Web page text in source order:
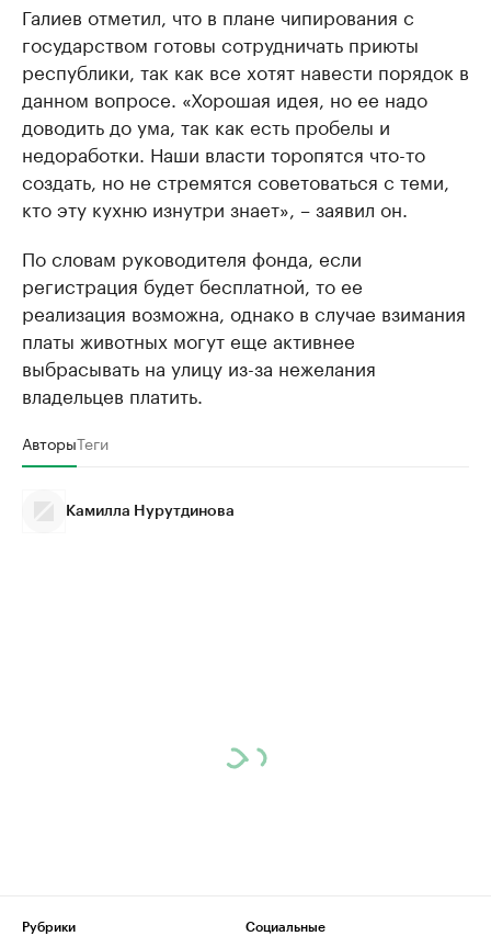
Галиев отметил, что в плане чипирования с
государством готовы сотрудничать приюты
республики, так как все хотят навести порядок в
данном вопросе. «Хорошая идея, но ее надо
доводить до ума, так как есть пробелы и
недоработки. Наши власти торопятся что-то
создать, но не стремятся советоваться с теми,
кто эту кухню изнутри знает», – заявил он.
По словам руководителя фонда, если
регистрация будет бесплатной, то ее
реализация возможна, однако в случае взимания
платы животных могут еще активнее
выбрасывать на улицу из-за нежелания
владельцев платить.
АвторыТеги
Камилла Нурутдинова
Рубрики
Социальные